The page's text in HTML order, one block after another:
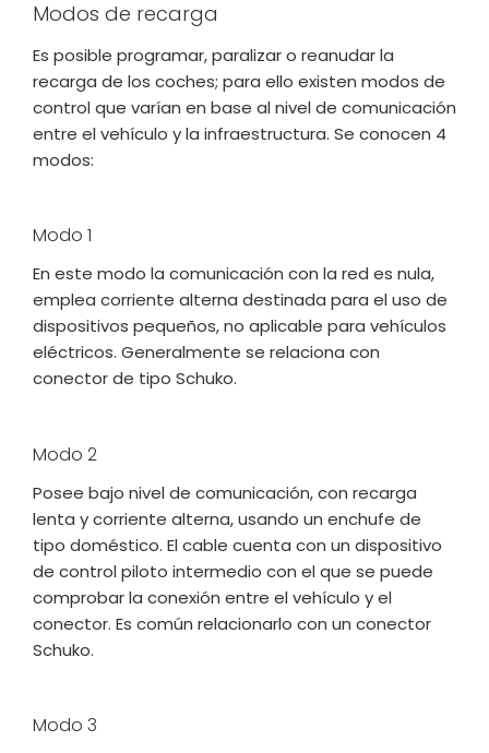
Modos de recarga
Es posible programar, paralizar o reanudar la
recarga de los coches; para ello existen modos de
control que varían en base al nivel de comunicación
entre el vehículo y la infraestructura. Se conocen 4
modos:
Modo 1
En este modo la comunicación con la red es nula,
emplea corriente alterna destinada para el uso de
dispositivos pequeños, no aplicable para vehículos
eléctricos. Generalmente se relaciona con
conector de tipo Schuko.
Modo 2
Posee bajo nivel de comunicación, con recarga
lenta y corriente alterna, usando un enchufe de
tipo doméstico. El cable cuenta con un dispositivo
de control piloto intermedio con el que se puede
comprobar la conexión entre el vehículo y el
conector. Es común relacionarlo con un conector
Schuko.
Modo 3